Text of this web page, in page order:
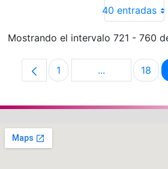
40 entradas
Mostrando el intervalo 721 - 760
Página
1 ...Páginas 18